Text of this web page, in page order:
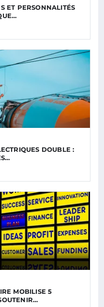
ET PERSONNALITÉS
DOUBLE :
MOBILISE 5